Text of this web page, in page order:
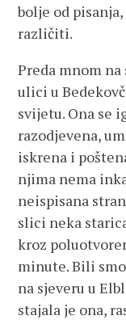
bolje od
različiti.
Preda mnom
ulici u
svijetu. Ona se
razodjevena,
iskrena i
njima nema
neispisana
slici neka
kroz
minute. Bili
na sjeveru u
stajala je ona,